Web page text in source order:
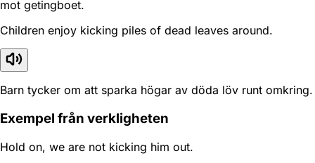
mot getingboet.
Children enjoy kicking piles of dead leaves around.
Barn tycker om att sparka högar av döda löv runt omkring.
Exempel från verkligheten
Hold on, we are not kicking him out.